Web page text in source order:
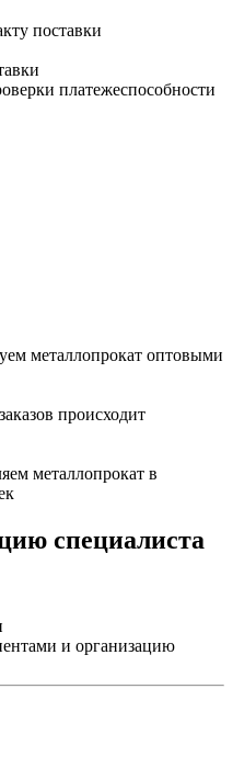
поставки
платежеспособности
металлопрокат оптовыми
происходит
металлопрокат в
специалиста
и организацию